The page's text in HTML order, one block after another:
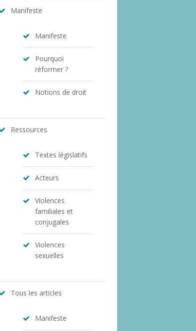
Manifeste
Manifeste
Pourquoi
réformer ?
Notions de droit
Ressources
Textes législatifs
Acteurs
Violences
familiales et
conjugales
Violences
sexuelles
Tous les articles
Manifeste